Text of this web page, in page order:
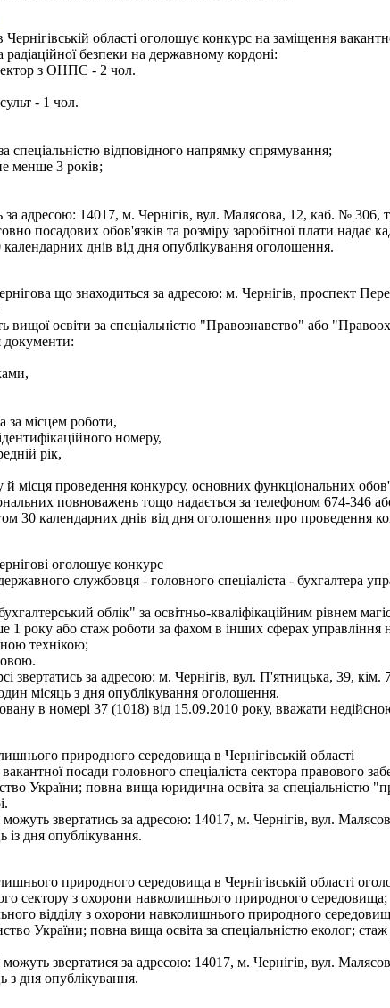
Чернігівській області оголошує конкурс на заміщення
радіаційної безпеки на державному кордоні:
з ОНПС - 2 чол.
- 1 чол.
спеціальністю відповідного напрямку спрямування;
менше 3 років;
адресою: 14017, м. Чернігів, вул. Малясова, 12, каб. № 306,
посадових обов'язків та розміру заробітної плати надає
днів від дня опублікування оголошення.
що знаходиться за адресою: м. Чернігів, проспект
вищої освіти за спеціальністю "Правознавство" або
документи:
за місцем роботи,
номеру,
рік,
місця проведення конкурсу, основних функціональних
повноважень тощо надається за телефоном 674-346
30 календарних днів від дня оголошення про проведення
оголошує конкурс
службовця - головного спеціаліста - бухгалтера
облік" за освітньо-кваліфікаційним рівнем
1 року або стаж роботи за фахом в інших сферах управління
технікою;
звертатись за адресою: м. Чернігів, вул. П'ятницька, 39, кім.
місяць з дня опублікування оголошення.
в номері 37 (1018) від 15.09.2010 року, вважати
природного середовища в Чернігівській області
посади головного спеціаліста сектора правового
України; повна вища юридична освіта за спеціальністю
можуть звертатись за адресою: 14017, м. Чернігів, вул.
із дня опублікування.
природного середовища в Чернігівській області
сектору з охорони навколишнього природного середовища;
відділу з охорони навколишнього природного
України; повна вища освіта за спеціальністю еколог;
можуть звертатися за адресою: 14017, м. Чернігів, вул.
з дня опублікування.